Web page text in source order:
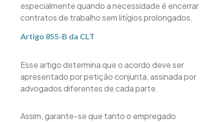
especialmente quando a necessidade é encerrar
contratos de trabalho sem litígios prolongados.
Artigo 855-B da CLT
Esse artigo determina que o acordo deve ser
apresentado por petição conjunta, assinada por
advogados diferentes de cada parte.
Assim, garante-se que tanto o empregado